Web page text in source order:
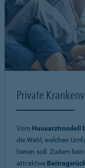
Private
Vom Hausarztmodell
die Wahl, welchen
bieten soll. Zudem
attraktive